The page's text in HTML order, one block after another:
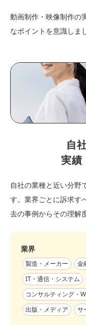
動画制作・映像制作の
なポイントを意識しま
自
実績
自社の業種と近い分野
す。業界ごとに訴求す
去の事例からその理解
業界
製造・メーカー 金
IT・通信・システム
コンサルティング・
出版・メディア
サ